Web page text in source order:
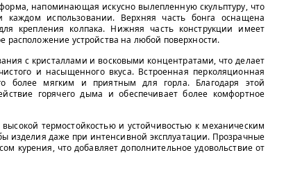
напоминающая искусно вылепленную скульптуру, что
каждом использовании. Верхняя часть бонга оснащена
крепления колпака. Нижняя часть конструкции имеет
устройства на любой поверхности.
с кристаллами и восковыми концентратами, что делает
и насыщенного вкуса. Встроенная перколяционная
более мягким и приятным для горла. Благодаря этой
горячего дыма и обеспечивает более комфортное
термостойкостью и устойчивостью к механическим
изделия даже при интенсивной эксплуатации. Прозрачные
курения, что добавляет дополнительное удовольствие от